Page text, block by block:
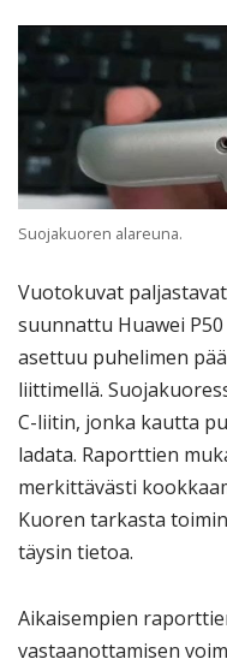
Suojakuoren alareuna.
Vuotokuvat
suunnattu Huawei
asettuu puhelimen
liittimellä.
C-liitin, jonka kautta
ladata. Raporttien
merkittävästi
Kuoren tarkasta
täysin tietoa.
Aikaisempien
vastaanottamisen